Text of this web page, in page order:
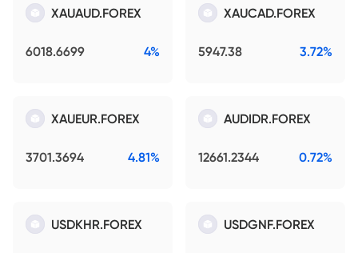
XAUAUD.FOREX
6018.6699 4%
XAUCAD.FOREX
5947.38 3.72%
XAUEUR.FOREX
3701.3694 4.81%
AUDIDR.FOREX
12661.2344 0.72%
USDKHR.FOREX USDGNF.FOREX